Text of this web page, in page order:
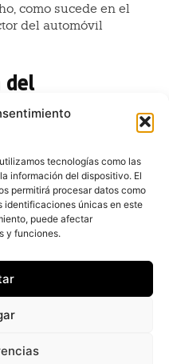
tecnologías como las
información del dispositivo. El
permitirá procesar datos como
identificaciones únicas en este
puede afectar
y funciones.
como sucede en el
del automóvil
del
ICSA
perfiles específicos que
reforma
empresas”
cumplirá este ejercicio
Hacienda y